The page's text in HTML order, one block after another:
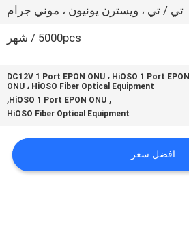
تي / تي ، ويسترن يونيون ، موني جرام
5000pcs / شهر
DC12V 1 Port EPON ONU ، HiOSO 1 Port EPON
ONU ، HiOSO Fiber Optical Equipment
,
HiOSO 1 Port EPON ONU
,
HiOSO Fiber Optical Equipment
افضل سعر